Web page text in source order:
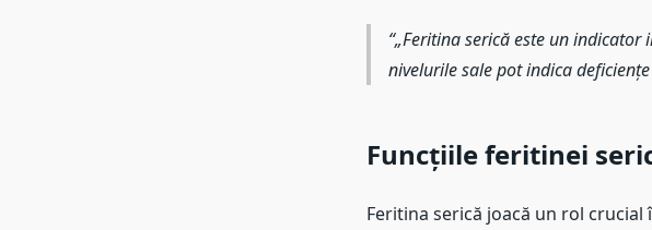
„Feritina serică este un
nivelurile sale pot indica
Funcțiile feritinei
Feritina serică joacă un rol